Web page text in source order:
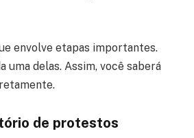
envolve etapas importantes.
uma delas. Assim, você saberá
de protestos